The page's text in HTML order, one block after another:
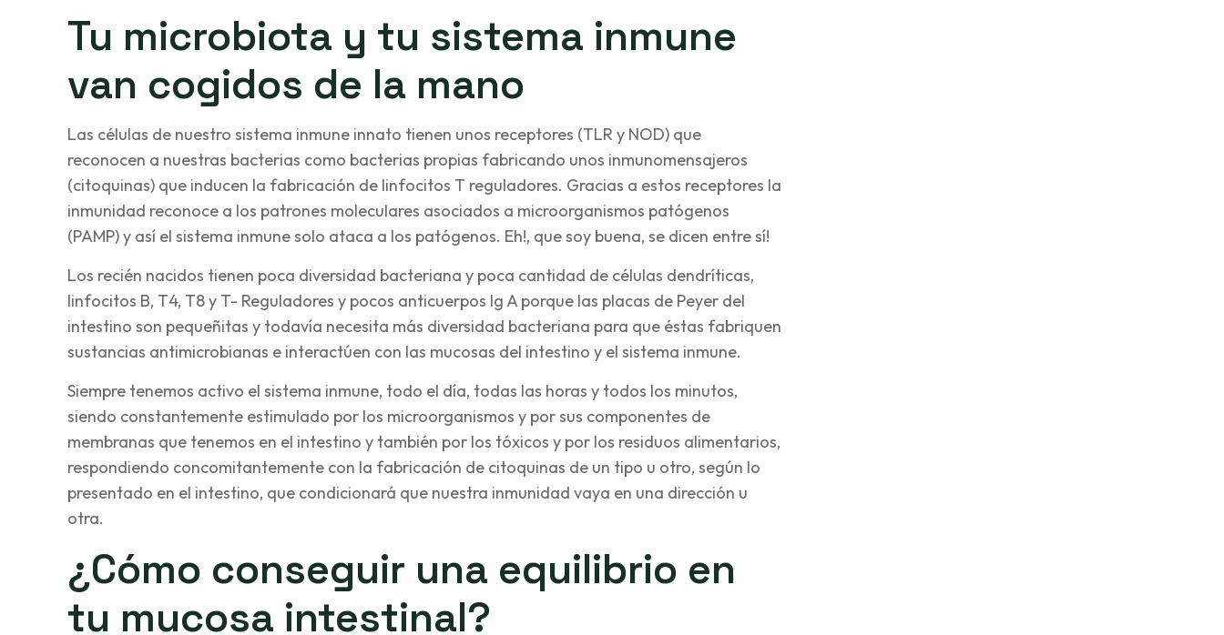
Tu microbiota y tu sistema inmune
van cogidos de la mano
Las células de nuestro sistema inmune innato tienen unos receptores (TLR y NOD) que
reconocen a nuestras bacterias como bacterias propias fabricando unos inmunomensajeros
(citoquinas) que inducen la fabricación de linfocitos T reguladores. Gracias a estos receptores la
inmunidad reconoce a los patrones moleculares asociados a microorganismos patógenos
(PAMP) y así el sistema inmune solo ataca a los patógenos. Eh!, que soy buena, se dicen entre sí!
Los recién nacidos tienen poca diversidad bacteriana y poca cantidad de células dendríticas,
linfocitos B, T4, T8 y T- Reguladores y pocos anticuerpos Ig A porque las placas de Peyer del
intestino son pequeñitas y todavía necesita más diversidad bacteriana para que éstas fabriquen
sustancias antimicrobianas e interactúen con las mucosas del intestino y el sistema inmune.
Siempre tenemos activo el sistema inmune, todo el día, todas las horas y todos los minutos,
siendo constantemente estimulado por los microorganismos y por sus componentes de
membranas que tenemos en el intestino y también por los tóxicos y por los residuos alimentarios,
respondiendo concomitantemente con la fabricación de citoquinas de un tipo u otro, según lo
presentado en el intestino, que condicionará que nuestra inmunidad vaya en una dirección u
otra.
¿Cómo conseguir una equilibrio en
tu mucosa intestinal?